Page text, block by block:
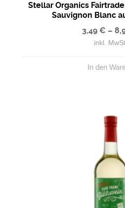
Stellar Organics
Sauvignon Blanc
3,49€ –
inkl.
In den